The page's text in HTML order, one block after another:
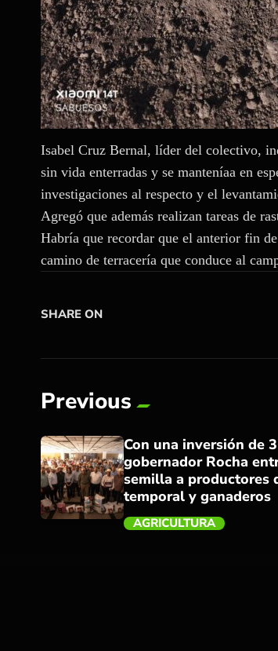
Isabel Cruz Bernal, líder del colectivo,
sin vida enterradas y se manteníaa en
investigaciones al respecto y el
Agregó que además realizan tareas de
Habría que recordar que el anterior fin
camino de terracería que conduce al
SHARE ON
Previous
Con una inversión de
gobernador Rocha
semilla a productores
temporal y ganaderos
AGRICULTURA